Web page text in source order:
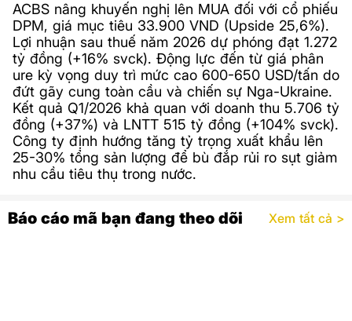
ACBS nâng khuyến nghị lên MUA đối với cổ phiếu
DPM, giá mục tiêu 33.900 VND (Upside 25,6%).
Lợi nhuận sau thuế năm 2026 dự phóng đạt 1.272
tỷ đồng (+16% svck). Động lực đến từ giá phân
ure kỳ vọng duy trì mức cao 600-650 USD/tấn do
đứt gãy cung toàn cầu và chiến sự Nga-Ukraine.
Kết quả Q1/2026 khả quan với doanh thu 5.706 tỷ
đồng (+37%) và LNTT 515 tỷ đồng (+104% svck).
Công ty định hướng tăng tỷ trọng xuất khẩu lên
25-30% tổng sản lượng để bù đắp rủi ro sụt giảm
nhu cầu tiêu thụ trong nước.
Báo cáo mã bạn đang theo dõi Xem tất cả >